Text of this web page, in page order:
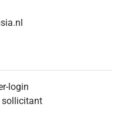
login
sollicitant